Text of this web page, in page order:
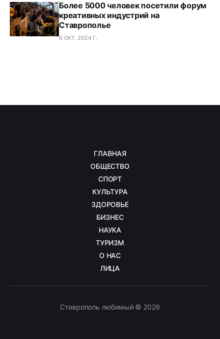
Более 5000 человек посетили форум
креативных индустрий на
Ставрополье
6 ОКТ. 2024 Г.
ГЛАВНАЯ
ОБЩЕСТВО
СПОРТ
КУЛЬТУРА
ЗДОРОВЬЕ
БИЗНЕС
НАУКА
ТУРИЗМ
О НАС
ЛИЦА
Ставрополь любимый © 2026